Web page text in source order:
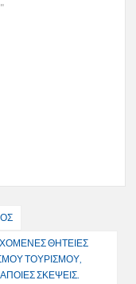
ΘΗΤΕΙΕΣ
ΤΟΥΡΙΣΜΟΥ,
ΣΚΕΨΕΙΣ.